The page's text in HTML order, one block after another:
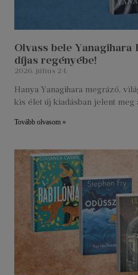
Olvass bele
díjas regényébe!
2026. július 24.
Hanya Yanagihara megrázó,
kis élet új kiadásban jelent meg
Tovább olvasom »